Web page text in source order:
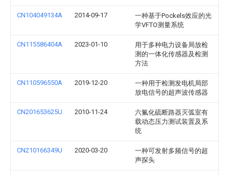
CN104049134A 2014-09-17
一种基于Pockels效应的光
学VFTO测量系统
CN115586404A 2023-01-10
用于多种电力设备局放检
测的一体化传感器及检测
方法
CN110596550A 2019-12-20
一种用于检测发电机局部
放电信号的超声波传感器
CN201653625U 2010-11-24
六氟化硫断路器灭弧室有
载动态压力测试装置及系
统
CN210166349U 2020-03-20
一种可发射多频信号的超
声探头